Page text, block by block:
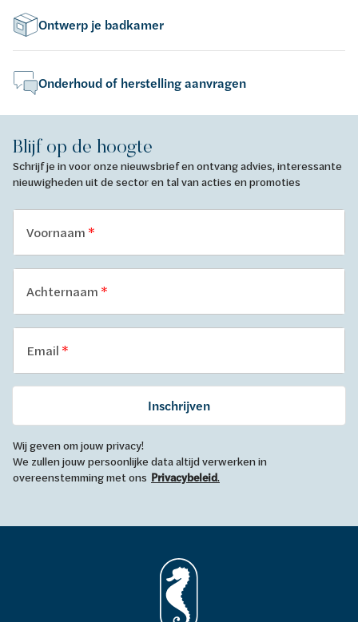
Ontwerp je badkamer
Onderhoud of herstelling aanvragen
Blijf op de hoogte
Schrijf je in voor onze nieuwsbrief en ontvang advies, interessante
nieuwigheden uit de sector en tal van acties en promoties
Voornaam
Achternaam
Email
Inschrijven
Wij geven om jouw privacy!
We zullen jouw persoonlijke data altijd verwerken in
overeenstemming met ons Privacybeleid.